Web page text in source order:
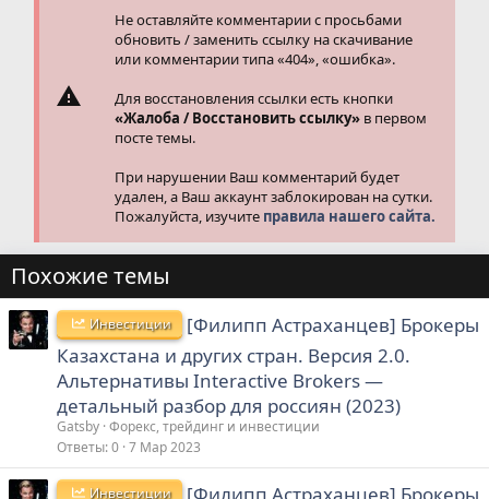
Не оставляйте комментарии с просьбами
обновить / заменить ссылку на скачивание
или комментарии типа «404», «ошибка».
Для восстановления ссылки есть кнопки
«Жалоба / Восстановить ссылку» в первом
посте темы.
При нарушении Ваш комментарий будет
удален, а Ваш аккаунт заблокирован на сутки.
Пожалуйста, изучите правила нашего сайта.
Похожие темы
Инвестиции
[Филипп Астраханцев] Брокеры
Казахстана и других стран. Версия 2.0.
Альтернативы Interactive Brokers —
детальный разбор для россиян (2023)
Gatsby Форекс, трейдинг и инвестиции
Ответы 0 7 Мар 2023
Инвестиции